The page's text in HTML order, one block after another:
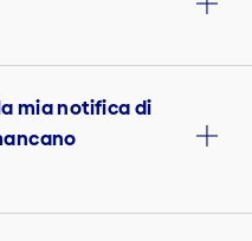
mia notifica di